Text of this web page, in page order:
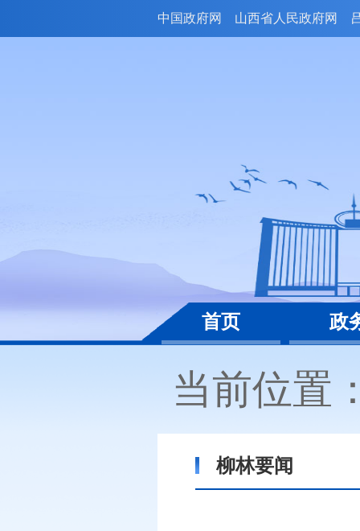
中国政府网 山西省人民政府网
首页 政
当前位置
柳林要闻